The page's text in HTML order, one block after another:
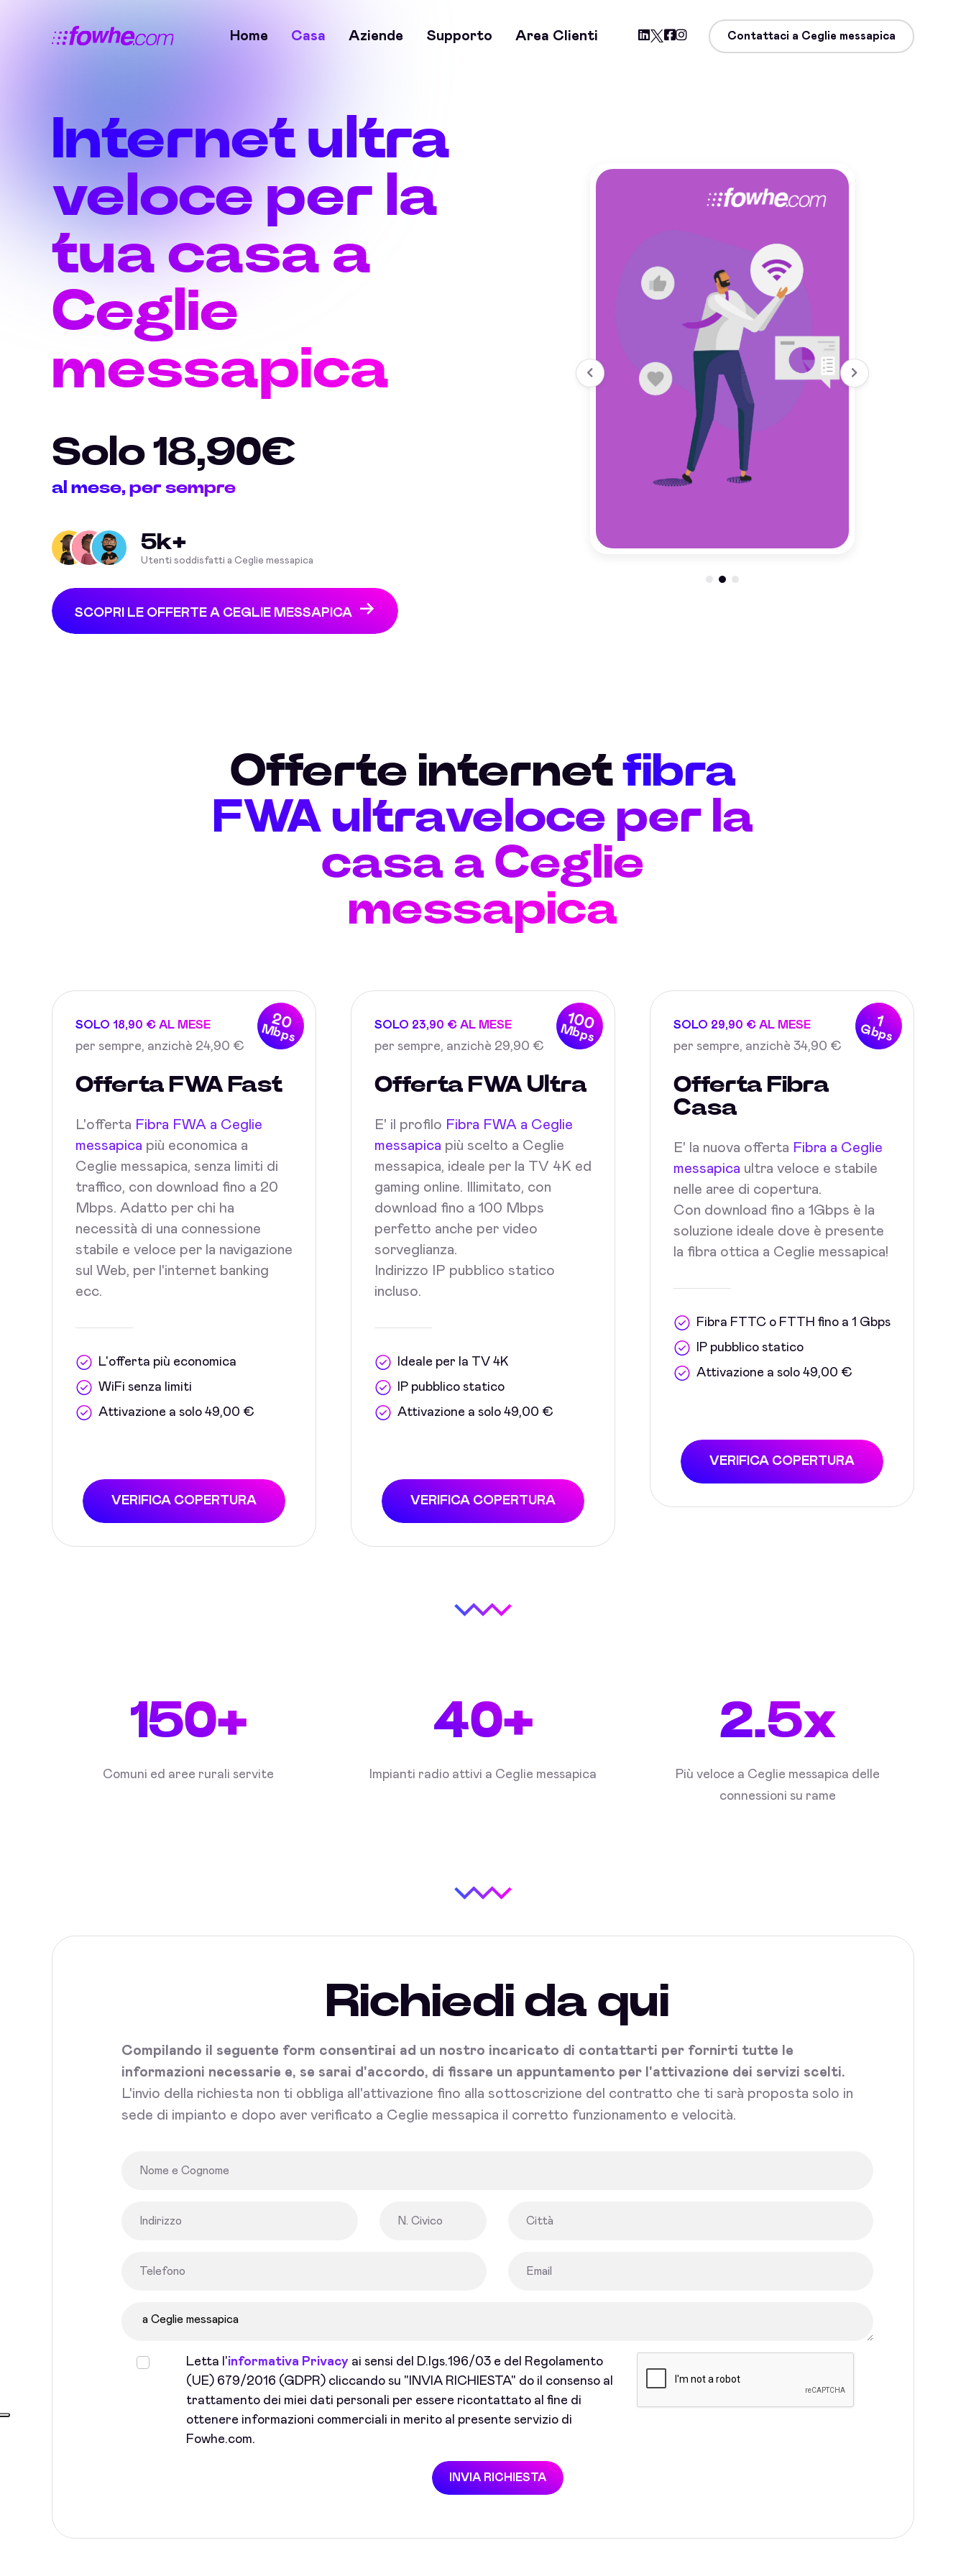
Home Casa Aziende Supporto Area Clienti Contattaci a Ceglie messapica
Internet ultra
veloce per la
tua casa a
Ceglie
messapica
Solo 18,90€
al mese, per sempre
5k+
Utenti soddisfatti a Ceglie messapica
SCOPRI LE OFFERTE A CEGLIE MESSAPICA
Offerte internet fibra
FWA ultraveloce per la
casa a Ceglie
messapica
20
Mbps
SOLO 18,90 € AL MESE
per sempre, anzichè 24,90 €
Offerta FWA Fast
L'offerta Fibra FWA a Ceglie
messapica più economica a
Ceglie messapica, senza limiti di
traffico, con download fino a 20
Mbps. Adatto per chi ha
necessità di una connessione
stabile e veloce per la navigazione
sul Web, per l'internet banking
ecc.
L'offerta più economica
WiFi senza limiti
Attivazione a solo 49,00 €
VERIFICA COPERTURA
100
Mbps
SOLO 23,90 € AL MESE
per sempre, anzichè 29,90 €
Offerta FWA Ultra
E' il profilo Fibra FWA a Ceglie
messapica più scelto a Ceglie
messapica, ideale per la TV 4K ed
gaming online. Illimitato, con
download fino a 100 Mbps
perfetto anche per video
sorveglianza.
Indirizzo IP pubblico statico
incluso.
Ideale per la TV 4K
IP pubblico statico
Attivazione a solo 49,00 €
VERIFICA COPERTURA
1
Gbps
SOLO 29,90 € AL MESE
per sempre, anzichè 34,90 €
Offerta Fibra
Casa
E' la nuova offerta Fibra a Ceglie
messapica ultra veloce e stabile
nelle aree di copertura.
Con download fino a 1Gbps è la
soluzione ideale dove è presente
la fibra ottica a Ceglie messapica!
Fibra FTTC o FTTH fino a 1 Gbps
IP pubblico statico
Attivazione a solo 49,00 €
VERIFICA COPERTURA
150+
Comuni ed aree rurali servite
40+
Impianti radio attivi a Ceglie messapica
2.5x
Più veloce a Ceglie messapica delle
connessioni su rame
Richiedi da qui
Compilando il seguente form consentirai ad un nostro incaricato di contattarti per fornirti tutte le
informazioni necessarie e, se sarai d'accordo, di fissare un appuntamento per l'attivazione dei servizi scelti.
L'invio della richiesta non ti obbliga all'attivazione fino alla sottoscrizione del contratto che ti sarà proposta solo in
sede di impianto e dopo aver verificato a Ceglie messapica il corretto funzionamento e velocità.
Letta l'informativa Privacyai sensi del D.lgs.196/03 e del Regolamento
(UE) 679/2016 (GDPR) cliccando su "INVIA RICHIESTA" do il consenso al
trattamento dei miei dati personali per essere ricontattato al fine di
ottenere informazioni commerciali in merito al presente servizio di
Fowhe.com.
INVIA RICHIESTA